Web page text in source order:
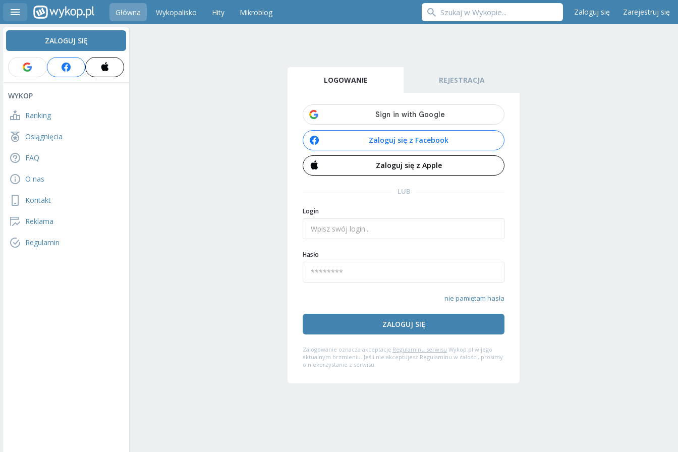
Główna Wykopalisko Hity Mikroblog Zaloguj się Zarejestruj się
ZALOGUJ SIĘ
WYKOP
Ranking
Osiągnięcia
FAQ
O nas
Kontakt
Reklama
Regulamin
LOGOWANIE REJESTRACJA
Zaloguj się z Facebook
Zaloguj się z Apple
LUB
Login
Hasło
nie pamiętam hasła
ZALOGUJ SIĘ
Zalogowanie oznacza akceptację Regulaminu serwisu Wykop.pl w jego
aktualnym brzmieniu. Jeśli nie akceptujesz Regulaminu w całości, prosimy
o niekorzystanie z serwisu.